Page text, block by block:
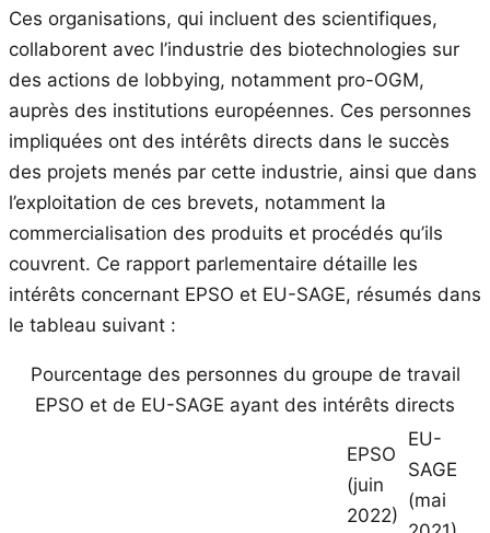
Ces organisations, qui incluent des scientifiques,
collaborent avec l’industrie des biotechnologies sur
des actions de lobbying, notamment pro-OGM,
auprès des institutions européennes. Ces personnes
impliquées ont des intérêts directs dans le succès
des projets menés par cette industrie, ainsi que dans
l’exploitation de ces brevets, notamment la
commercialisation des produits et procédés qu’ils
couvrent. Ce rapport parlementaire détaille les
intérêts concernant EPSO et EU-SAGE, résumés dans
le tableau suivant :
Pourcentage des personnes du groupe de travail
EPSO et de EU-SAGE ayant des intérêts directs
EPSO
(juin
2022)
EU-
SAGE
(mai